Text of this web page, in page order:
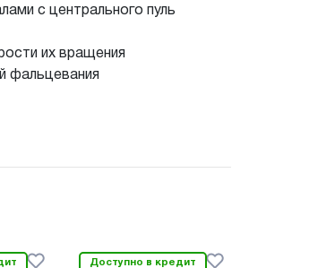
с центрального пуль
их вращения
фальцевания
Доступно в кредит